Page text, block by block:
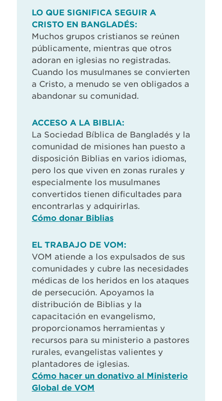
LO QUE SIGNIFICA SEGUIR A
CRISTO EN BANGLADÉS:
Muchos grupos cristianos se reúnen
públicamente, mientras que otros
adoran en iglesias no registradas.
Cuando los musulmanes se convierten
a Cristo, a menudo se ven obligados a
abandonar su comunidad.
ACCESO A LA BIBLIA:
La Sociedad Bíblica de Bangladés y la
comunidad de misiones han puesto a
disposición Biblias en varios idiomas,
pero los que viven en zonas rurales y
especialmente los musulmanes
convertidos tienen dificultades para
encontrarlas y adquirirlas.
Cómo donar Biblias
EL TRABAJO DE VOM:
VOM atiende a los expulsados de sus
comunidades y cubre las necesidades
médicas de los heridos en los ataques
de persecución. Apoyamos la
distribución de Biblias y la
capacitación en evangelismo,
proporcionamos herramientas y
recursos para su ministerio a pastores
rurales, evangelistas valientes y
plantadores de iglesias.
Cómo hacer un donativo al Ministerio
Global de VOM